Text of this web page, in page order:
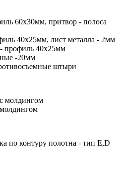
60х30мм, притвор - полоса
40х25мм, лист металла - 2мм
профиль 40х25мм
-20мм
штыри
молдингом
по контуру полотна - тип Е,D